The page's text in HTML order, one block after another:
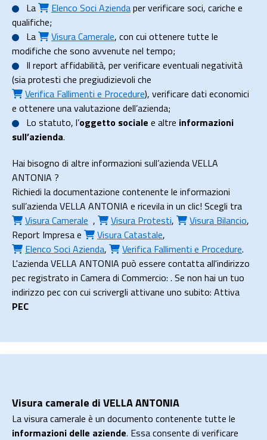
La
Elenco Soci Aziendaper verificare soci, cariche e
qualifiche;
La
Visura Camerale, con cui ottenere tutte le
modifiche che sono avvenute nel tempo;
Il report affidabilità, per verificare eventuali negatività
(sia protesti che pregiudizievoli che
Verifica Fallimenti e Procedure), verificare dati economici
e ottenere una valutazione dell’azienda;
Lo statuto, l’oggetto sociale e altre informazioni
sull’azienda.
Hai bisogno di altre informazioni sull’azienda VELLA
ANTONIA ?
Richiedi la documentazione contenente le informazioni
sull’azienda VELLA ANTONIA e ricevila in un clic! Scegli tra
Visura Camerale , Visura Protesti, Visura Bilancio,
Report Impresae Visura Catastale,
Elenco Soci Azienda, Verifica Fallimenti e Procedure.
L'azienda VELLA ANTONIA può essere contatta all'indirizzo
pec registrato in Camera di Commercio: . Se non hai un tuo
indirizzo pec con cui scrivergli attivane uno subito: Attiva
PEC
Visura camerale di VELLA ANTONIA
La visura camerale è un documento contenente tutte le
informazioni delle aziende. Essa consente di verificare